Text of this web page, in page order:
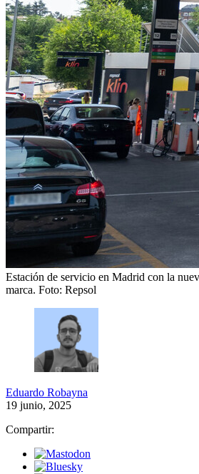
Estación de servicio en Madrid con la
marca. Foto: Repsol
Eduardo Robayna
19 junio, 2025
Compartir: